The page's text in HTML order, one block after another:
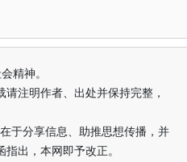
精神。
注明作者、出处并保持完整，
于分享信息、助推思想传播，并
出，本网即予改正。